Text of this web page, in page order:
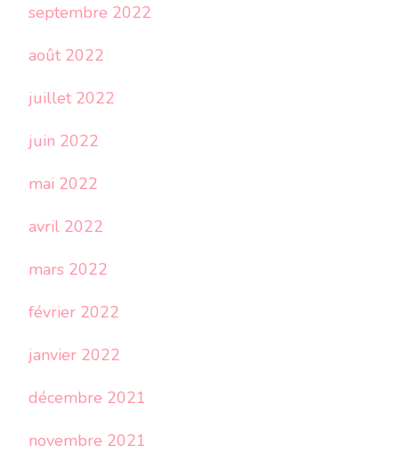
septembre 2022
août 2022
juillet 2022
juin 2022
mai 2022
avril 2022
mars 2022
février 2022
janvier 2022
décembre 2021
novembre 2021